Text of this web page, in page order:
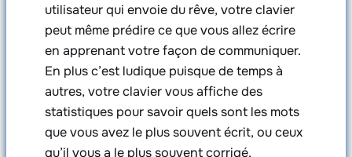
utilisateur qui envoie du rêve, votre clavier
peut même prédire ce que vous allez écrire
en apprenant votre façon de communiquer.
En plus c’est ludique puisque de temps à
autres, votre clavier vous affiche des
statistiques pour savoir quels sont les mots
que vous avez le plus souvent écrit, ou ceux
qu’il vous a le plus souvent corrigé.